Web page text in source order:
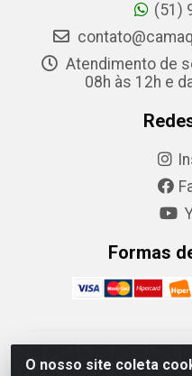
O nosso site coleta
(51)
Atendimento de
08h às 12h e
Formas
Camaquã Distribuidora